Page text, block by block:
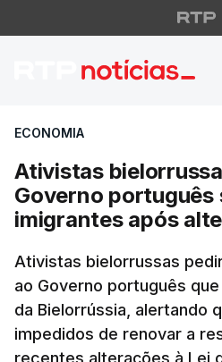
Ativistas
ECONOMIA
Ativistas
Governo português
imigrantes após
Ativistas bielorrussas
ao Governo português
da Bielorrússia, alertando
impedidos de renovar a
recentes alterações à Lei